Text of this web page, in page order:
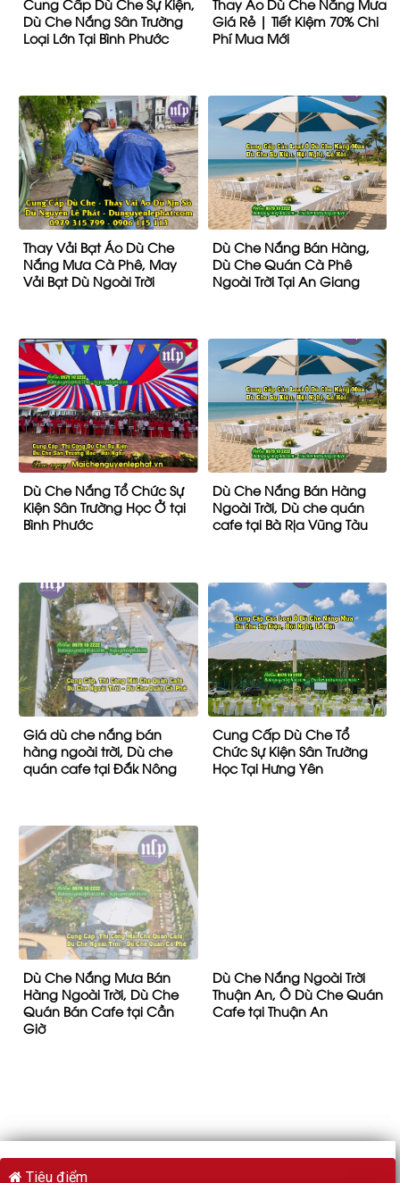
Cung Cấp Dù Che Sự Kiện,
Dù Che Nắng Sân Trường
Loại Lớn Tại Bình Phước
Thay Áo Dù Che Nắng Mưa
Giá Rẻ | Tiết Kiệm 70% Chi
Phí Mua Mới
Thay Vải Bạt Áo Dù Che
Nắng Mưa Cà Phê, May
Vải Bạt Dù Ngoài Trời
Dù Che Nắng Bán Hàng,
Dù Che Quán Cà Phê
Ngoài Trời Tại An Giang
Dù Che Nắng Tổ Chức Sự
Kiện Sân Trường Học Ở tại
Bình Phước
Dù Che Nắng Bán Hàng
Ngoài Trời, Dù che quán
cafe tại Bà Rịa Vũng Tàu
Giá dù che nắng bán
hàng ngoài trời, Dù che
quán cafe tại Đắk Nông
Cung Cấp Dù Che Tổ
Chức Sự Kiện Sân Trường
Học Tại Hưng Yên
Dù Che Nắng Mưa Bán
Hàng Ngoài Trời, Dù Che
Quán Bán Cafe tại Cần
Giờ
Dù Che Nắng Ngoài Trời
Thuận An, Ô Dù Che Quán
Cafe tại Thuận An
Tiêu điểm